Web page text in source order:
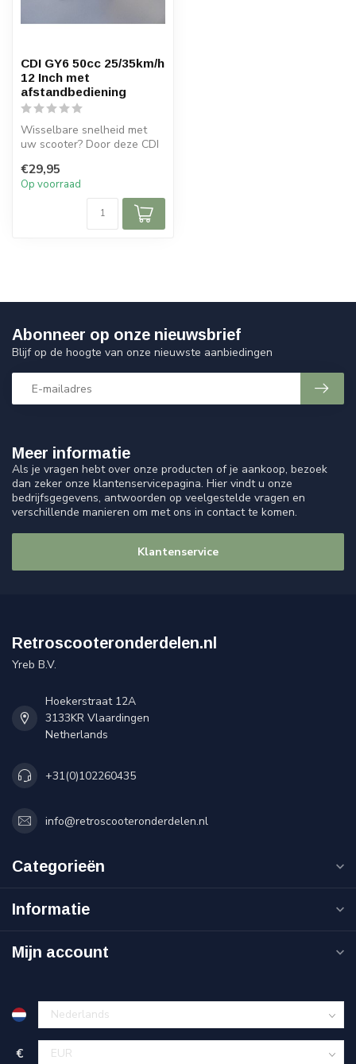
CDI GY6 50cc 25/35km/h
12 Inch met
afstandbediening
Wisselbare snelheid met
uw scooter? Door deze CDI
afstandsbed...
€29,95
Op voorraad
Meer informatie
Als je vragen hebt over onze producten of je aankoop, bezoek
dan zeker onze klantenservicepagina. Hier vindt u onze
bedrijfsgegevens, antwoorden op veelgestelde vragen en
verschillende manieren om met ons in contact te komen.
Klantenservice
Abonneer op onze nieuwsbrief
Blijf op de hoogte van onze nieuwste aanbiedingen
Retroscooteronderdelen.nl
Yreb B.V.
Hoekerstraat 12A
3133KR Vlaardingen
Netherlands
+31(0)102260435
info@retroscooteronderdelen.nl
Categorieën
Informatie
Mijn account
€